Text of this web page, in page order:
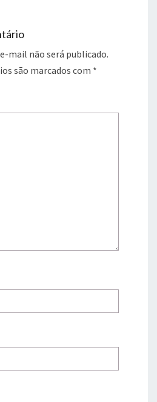
mail não será publicado.
são marcados com *